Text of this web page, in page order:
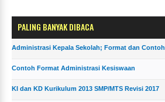
PALING BANYAK DIBACA
Administrasi Kepala Sekolah; Format dan Contoh
Contoh Format Administrasi Kesiswaan
KI dan KD Kurikulum 2013 SMP/MTS Revisi 2017